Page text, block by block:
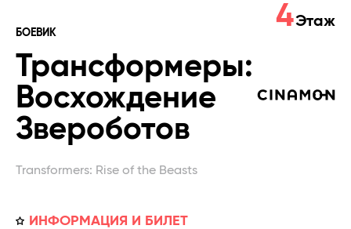
БОЕВИК
Трансформеры:
Восхождение
Звероботов
Transformers: Rise of the Beasts
ИНФОРМАЦИЯ И БИЛЕТ
4Этаж